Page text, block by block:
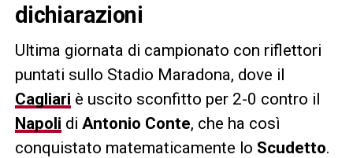
dichiarazioni
Ultima giornata di campionato con riflettori
puntati sullo Stadio Maradona, dove il
Cagliari è uscito sconfitto per 2-0 contro il
Napoli di Antonio Conte, che ha così
conquistato matematicamente lo Scudetto.